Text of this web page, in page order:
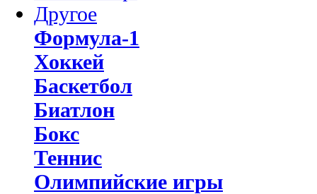
Другое
Формула-1
Хоккей
Баскетбол
Биатлон
Бокс
Теннис
Олимпийские игры